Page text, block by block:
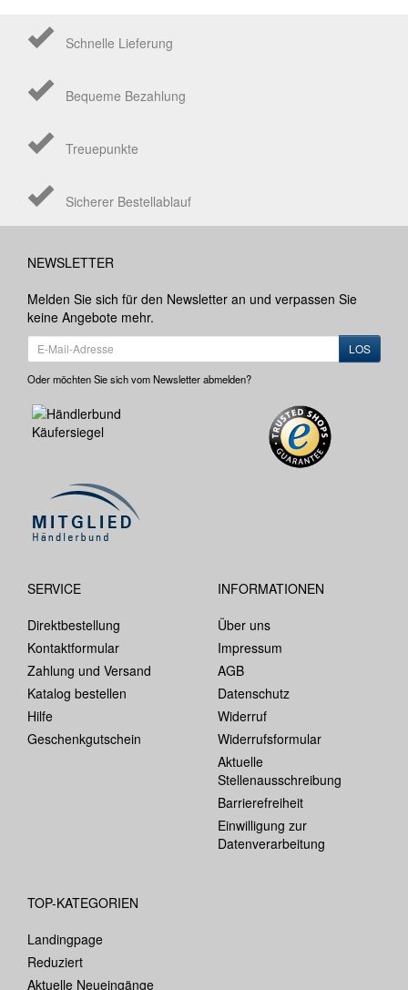
Schnelle Lieferung
Bequeme Bezahlung
Treuepunkte
Sicherer Bestellablauf
NEWSLETTER
Melden Sie sich für den Newsletter an und verpassen Sie
keine Angebote mehr.
LOS
Oder möchten Sie sich vom Newsletter abmelden?
SERVICE
Direktbestellung
Kontaktformular
Zahlung und Versand
Katalog bestellen
Hilfe
Geschenkgutschein
INFORMATIONEN
Über uns
Impressum
AGB
Datenschutz
Widerruf
Widerrufsformular
Aktuelle
Stellenausschreibung
Barrierefreiheit
Einwilligung zur
Datenverarbeitung
TOP-KATEGORIEN
Landingpage
Reduziert
Aktuelle Neueingänge